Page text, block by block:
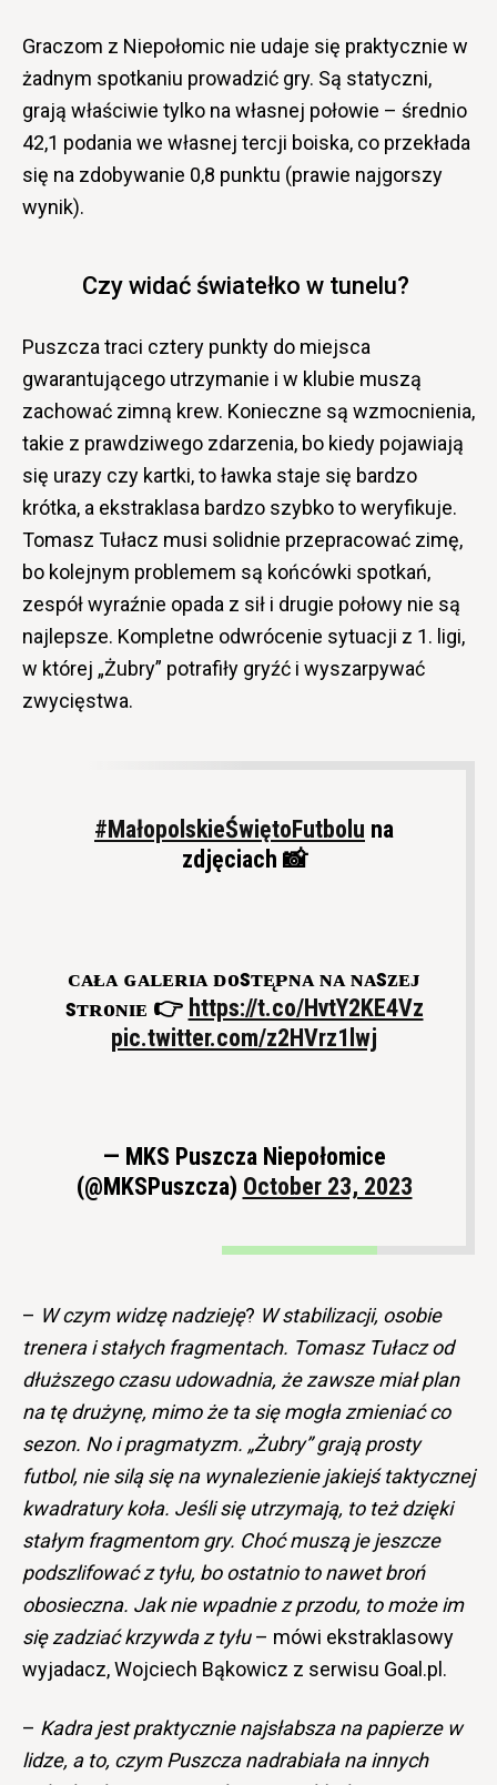
Graczom z Niepołomic nie udaje się praktycznie w
żadnym spotkaniu prowadzić gry. Są statyczni,
grają właściwie tylko na własnej połowie – średnio
42,1 podania we własnej tercji boiska, co przekłada
się na zdobywanie 0,8 punktu (prawie najgorszy
wynik).
Czy widać światełko w tunelu?
Puszcza traci cztery punkty do miejsca
gwarantującego utrzymanie i w klubie muszą
zachować zimną krew. Konieczne są wzmocnienia,
takie z prawdziwego zdarzenia, bo kiedy pojawiają
się urazy czy kartki, to ławka staje się bardzo
krótka, a ekstraklasa bardzo szybko to weryfikuje.
Tomasz Tułacz musi solidnie przepracować zimę,
bo kolejnym problemem są końcówki spotkań,
zespół wyraźnie opada z sił i drugie połowy nie są
najlepsze. Kompletne odwrócenie sytuacji z 1. ligi,
w której „Żubry” potrafiły gryźć i wyszarpywać
zwycięstwa.
#MałopolskieŚwiętoFutbolu na
zdjęciach 📸
ᴄᴀᴌᴀ ɢᴀʟᴇʀɪᴀ ᴅᴏsᴛᴇ̨ᴘɴᴀ ɴᴀ ɴᴀsᴢᴇᴊ
sᴛʀᴏɴɪᴇ 👉 https://t.co/HvtY2KE4Vz
pic.twitter.com/z2HVrz1lwj
— MKS Puszcza Niepołomice
(@MKSPuszcza) October 23, 2023
– W czym widzę nadzieję? W stabilizacji, osobie
trenera i stałych fragmentach. Tomasz Tułacz od
dłuższego czasu udowadnia, że zawsze miał plan
na tę drużynę, mimo że ta się mogła zmieniać co
sezon. No i pragmatyzm. „Żubry” grają prosty
futbol, nie silą się na wynalezienie jakiejś taktycznej
kwadratury koła. Jeśli się utrzymają, to też dzięki
stałym fragmentom gry. Choć muszą je jeszcze
podszlifować z tyłu, bo ostatnio to nawet broń
obosieczna. Jak nie wpadnie z przodu, to może im
się zadziać krzywda z tyłu– mówi ekstraklasowy
wyjadacz, Wojciech Bąkowicz z serwisu Goal.pl.
– Kadra jest praktycznie najsłabsza na papierze w
lidze, a to, czym Puszcza nadrabiała na innych